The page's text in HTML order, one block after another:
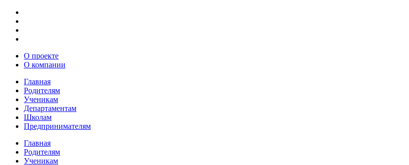
О проекте
О компании
Главная
Родителям
Ученикам
Департаментам
Школам
Предпринимателям
Главная
Родителям
Ученикам